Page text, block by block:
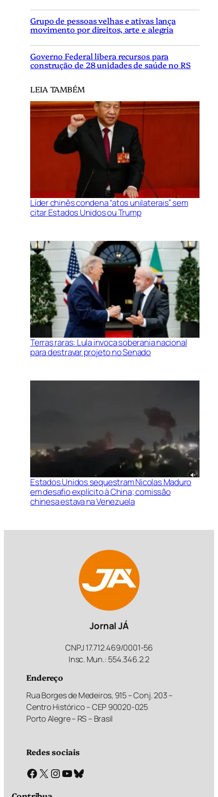
Grupo de pessoas velhas e ativas lança
movimento por direitos, arte e alegria
Governo Federal libera recursos para
construção de 28 unidades de saúde no RS
LEIA TAMBÉM
Líder chinês condena “atos unilaterais” sem
citar Estados Unidos ou Trump
Terras raras: Lula invoca soberania nacional
para destravar projeto no Senado
Estados Unidos sequestram Nicolas Maduro
em desafio explícito à China; comissão
chinesa estava na Venezuela
Jornal JÁ
CNPJ 17.712.469/0001-56
Insc. Mun.: 554.346.2.2
Endereço
Rua Borges de Medeiros, 915 – Conj. 203 –
Centro Histórico – CEP 90020-025
Porto Alegre – RS – Brasil
Redes sociais
Facebook X Instagram Youtube Bluesky